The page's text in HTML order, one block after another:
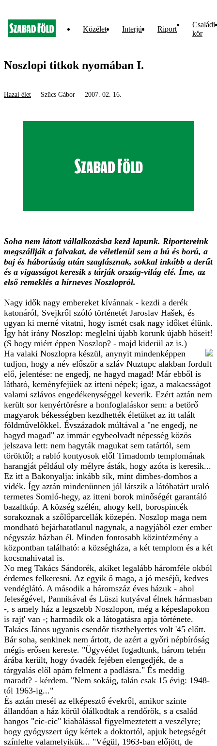
Közélet Interjú Riport
Családi
kör
Noszlopi titkok nyomában I.
Hazai élet Szücs Gábor 2007. 02. 16.
Soha nem látott vállalkozásba kezd lapunk. Riportereink
megszállják a falvakat, de véletlenül sem a bú és ború, a
baj és háborúság után szaglásznak, sokkal inkább a derűt
és a vigasságot keresik s tárják ország-világ elé. Íme, az
első remeklés a hírneves Noszlopról.
Nagy idők nagy embereket kívánnak - kezdi a derék
katonáról, Svejkről szóló történetét Jaroslav Hašek, és
ugyan ki merné vitatni, hogy ismét csak nagy időket élünk.
Így hát irány Noszlop: meglelni újabb korunk újabb hőseit!
(S hogy miért éppen Noszlop? - majd kiderül az is.)
Ha valaki Noszlopra készül, anynyit mindenképpen
tudjon, hogy a név először a szláv Nuztupc alakban fordult
elő, jelentése: ne engedj, ne hagyd magad! Már ebből is
látható, keményfejűek az itteni népek; igaz, a makacsságot
valami szlávos engedékenységgel keverik. Ezért aztán nem
került sor kenyértörésre a honfoglaláskor sem: a betörő
magyarok békességben kezdhették életüket az itt talált
földművelőkkel. Évszázadok múltával a "ne engedj, ne
hagyd magad" az immár egybeolvadt népesség közös
jelszava lett: nem hagyták magukat sem tatártól, sem
töröktől; a rabló kontyosok elől Timadomb templomának
harangját például oly mélyre ásták, hogy azóta is keresik...
Ez itt a Bakonyalja: inkább sík, mint dimbes-dombos a
vidék. Így aztán mindenünnen jól látszik a látóhatárt uraló
termetes Somló-hegy, az itteni borok minőségét garantáló
bazaltkúp. A község szélén, ahogy kell, borospincék
sorakoznak a szőlőparcellák közepén. Noszlop maga nem
mondható bejárhatatlanul nagynak, a nagyjából ezer ember
négyszáz házban él. Minden fontosabb közintézmény a
központban található: a községháza, a két templom és a két
kocsmahivatal is.
No meg Takács Sándorék, akiket legalább háromféle okból
érdemes felkeresni. Az egyik ő maga, a jó meséjű, kedves
vendéglátó. A második a háromszáz éves házuk - ahol
feleségével, Pannikával és Lüszi kutyával élnek hármasban
-, s amely ház a legszebb Noszlopon, még a képeslapokon
is rajt' van -; harmadik ok a látogatásra apja története.
Takács János ugyanis csendőr tiszthelyettes volt '45 előtt.
Bár soha, senkinek nem ártott, de azért a győri népbíróság
mégis erősen kereste. "Ügyvédet fogadtunk, három tehén
árába került, hogy óvadék fejében elengedjék, de a
tárgyalás elől apám felment a padlásra." És meddig
maradt? - kérdem. "Nem sokáig, talán csak 15 évig: 1948-
tól 1963-ig..."
És aztán mesél az elképesztő évekről, amikor szinte
állandóan a ház körül ólálkodtak a rendőrök, s a család
hangos "cic-cic" kiabálással figyelmeztetett a veszélyre;
hogy gyógyszert úgy kértek a doktortól, apjuk betegségét
színlelte valamelyikük... "Végül, 1963-ban előjött, de